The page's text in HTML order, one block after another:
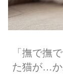
「撫で撫
た猫が…か